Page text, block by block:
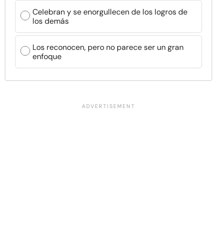
Celebran y se enorgullecen de los logros de
los demás
Los reconocen, pero no parece ser un gran
enfoque